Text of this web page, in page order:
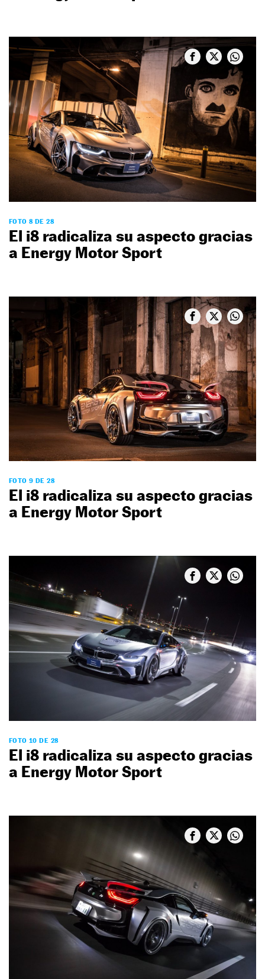
FOTO 8 DE 28
El i8 radicaliza su aspecto gracias
a Energy Motor Sport
FOTO 9 DE 28
El i8 radicaliza su aspecto gracias
a Energy Motor Sport
FOTO 10 DE 28
El i8 radicaliza su aspecto gracias
a Energy Motor Sport